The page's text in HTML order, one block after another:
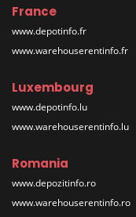
France
www.depotinfo.fr
www.warehouserentinfo.fr
Luxembourg
www.depotinfo.lu
www.warehouserentinfo.lu
Romania
www.depozitinfo.ro
www.warehouserentinfo.ro